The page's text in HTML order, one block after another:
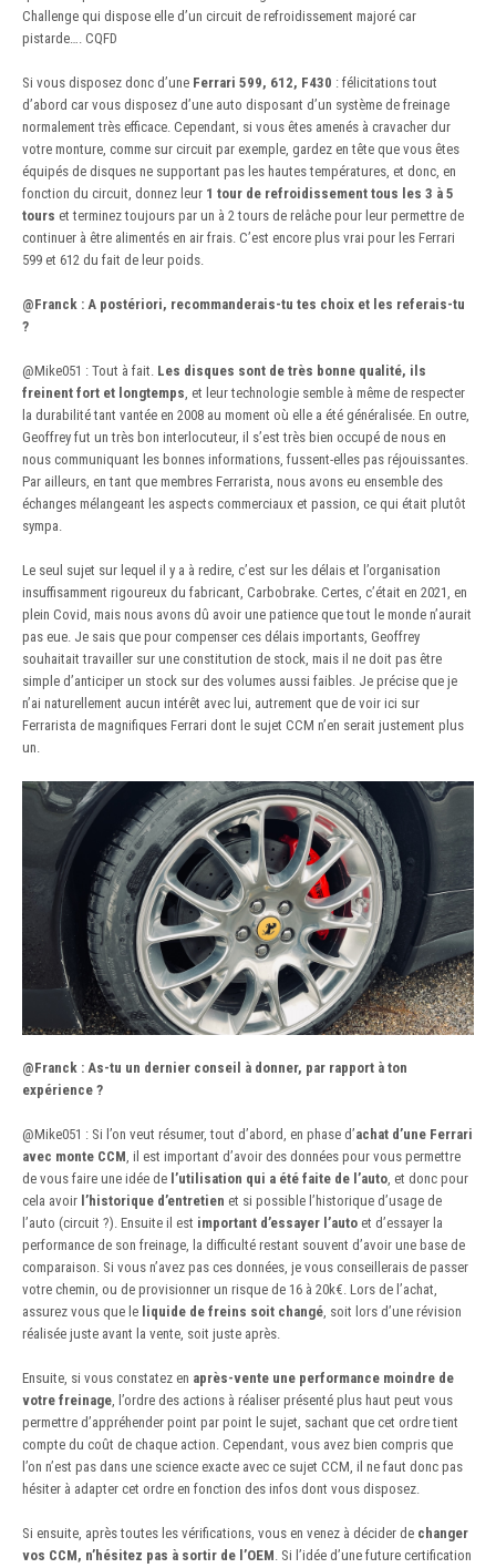
Challenge qui dispose elle d’un circuit de refroidissement majoré car
pistarde…. CQFD
Si vous disposez donc d’une Ferrari 599, 612, F430 : félicitations tout
d’abord car vous disposez d’une auto disposant d’un système de freinage
normalement très efficace. Cependant, si vous êtes amenés à cravacher dur
votre monture, comme sur circuit par exemple, gardez en tête que vous êtes
équipés de disques ne supportant pas les hautes températures, et donc, en
fonction du circuit, donnez leur 1 tour de refroidissement tous les 3 à 5
tours et terminez toujours par un à 2 tours de relâche pour leur permettre de
continuer à être alimentés en air frais. C’est encore plus vrai pour les Ferrari
599 et 612 du fait de leur poids.
@Franck : A postériori, recommanderais-tu tes choix et les referais-tu
?
@Mike051 : Tout à fait. Les disques sont de très bonne qualité, ils
freinent fort et longtemps , et leur technologie semble à même de respecter
la durabilité tant vantée en 2008 au moment où elle a été généralisée. En outre,
Geoffrey fut un très bon interlocuteur, il s’est très bien occupé de nous en
nous communiquant les bonnes informations, fussent-elles pas réjouissantes.
Par ailleurs, en tant que membres Ferrarista, nous avons eu ensemble des
échanges mélangeant les aspects commerciaux et passion, ce qui était plutôt
sympa.
Le seul sujet sur lequel il y a à redire, c’est sur les délais et l’organisation
insuffisamment rigoureux du fabricant, Carbobrake. Certes, c’était en 2021, en
plein Covid, mais nous avons dû avoir une patience que tout le monde n’aurait
pas eue. Je sais que pour compenser ces délais importants, Geoffrey
souhaitait travailler sur une constitution de stock, mais il ne doit pas être
simple d’anticiper un stock sur des volumes aussi faibles. Je précise que je
n’ai naturellement aucun intérêt avec lui, autrement que de voir ici sur
Ferrarista de magnifiques Ferrari dont le sujet CCM n’en serait justement plus
un.
@Franck : As-tu un dernier conseil à donner, par rapport à ton
expérience ?
@Mike051 : Si l’on veut résumer, tout d’abord, en phase d’achat d’une Ferrari
avec monte CCM, il est important d’avoir des données pour vous permettre
de vous faire une idée de l’utilisation qui a été faite de l’auto, et donc pour
cela avoir l’historique d’entretien et si possible l’historique d’usage de
l’auto (circuit ?). Ensuite il est important d’essayer l’auto et d’essayer la
performance de son freinage, la difficulté restant souvent d’avoir une base de
comparaison. Si vous n’avez pas ces données, je vous conseillerais de passer
votre chemin, ou de provisionner un risque de 16 à 20k€. Lors de l’achat,
assurez vous que le liquide de freins soit changé, soit lors d’une révision
réalisée juste avant la vente, soit juste après.
Ensuite, si vous constatez en après-vente une performance moindre de
votre freinage, l’ordre des actions à réaliser présenté plus haut peut vous
permettre d’appréhender point par point le sujet, sachant que cet ordre tient
compte du coût de chaque action. Cependant, vous avez bien compris que
l’on n’est pas dans une science exacte avec ce sujet CCM, il ne faut donc pas
hésiter à adapter cet ordre en fonction des infos dont vous disposez.
Si ensuite, après toutes les vérifications, vous en venez à décider de changer
vos CCM, n’hésitez pas à sortir de l’OEM. Si l’idée d’une future certification